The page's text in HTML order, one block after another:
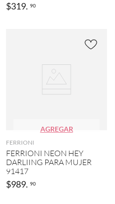
$319. 90
AGREGAR
FERRIONI
FERRIONI NEON HEY
DARLIING PARA MUJER
91417
$989. 90